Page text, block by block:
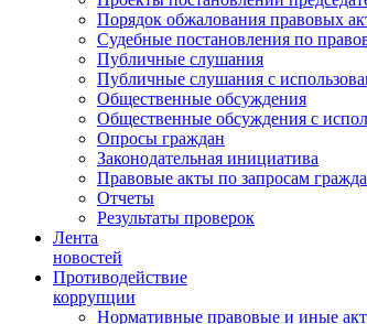
Порядок обжалования правовых
Судебные постановления по
Публичные слушания
Публичные слушания с
Общественные обсуждения
Общественные обсуждения с
Опросы граждан
Законодательная инициатива
Правовые акты по запросам
Отчеты
Результаты проверок
Лента
новостей
Противодействие
коррупции
Нормативные правовые и иные